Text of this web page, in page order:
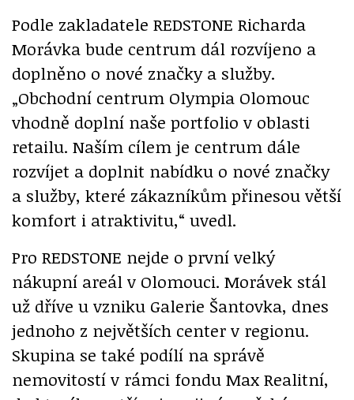
Podle zakladatele REDSTONE Richarda
Morávka bude centrum dál rozvíjeno a
doplněno o nové značky a služby.
„Obchodní centrum Olympia Olomouc
vhodně doplní naše portfolio v oblasti
retailu. Naším cílem je centrum dále
rozvíjet a doplnit nabídku o nové značky
a služby, které zákazníkům přinesou větší
komfort i atraktivitu,“ uvedl.
Pro REDSTONE nejde o první velký
nákupní areál v Olomouci. Morávek stál
už dříve u vzniku Galerie Šantovka, dnes
jednoho z největších center v regionu.
Skupina se také podílí na správě
nemovitostí v rámci fondu Max Realitní,